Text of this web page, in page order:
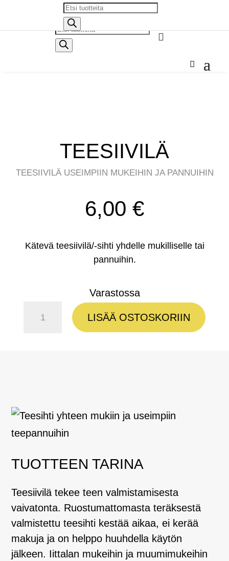
Products
search
Products
search

TEESIIVILÄ
TEESIIVILÄ USEIMPIIN MUKEIHIN JA PANNUIHIN
6,00 €
Kätevä teesiivilä/-sihti yhdelle mukilliselle tai
pannuihin.
Varastossa
LISÄÄ OSTOSKORIIN
TUOTTEEN TARINA
Teesiivilä tekee teen valmistamisesta
vaivatonta. Ruostumattomasta teräksestä
valmistettu teesihti kestää aikaa, ei kerää
makuja ja on helppo huuhdella käytön
jälkeen. Iittalan mukeihin ja muumimukeihin